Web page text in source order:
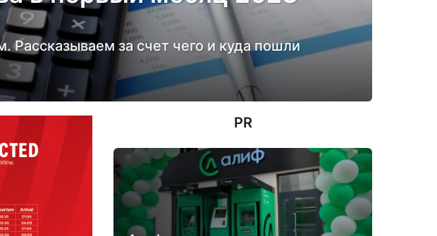
Рассказываем за счет чего и куда пошли
PR